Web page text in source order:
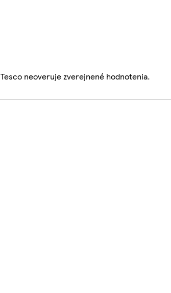
neoveruje zverejnené hodnotenia.